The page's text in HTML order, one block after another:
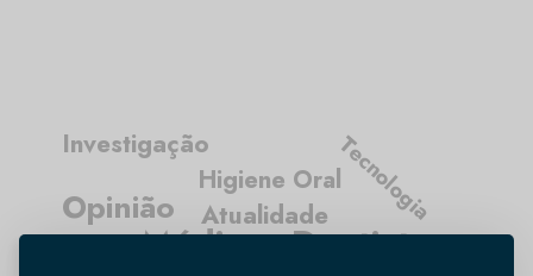
Atualidade
Médicos Dentistas
Higiene Oral
Opinião Tecnologia
Investigação